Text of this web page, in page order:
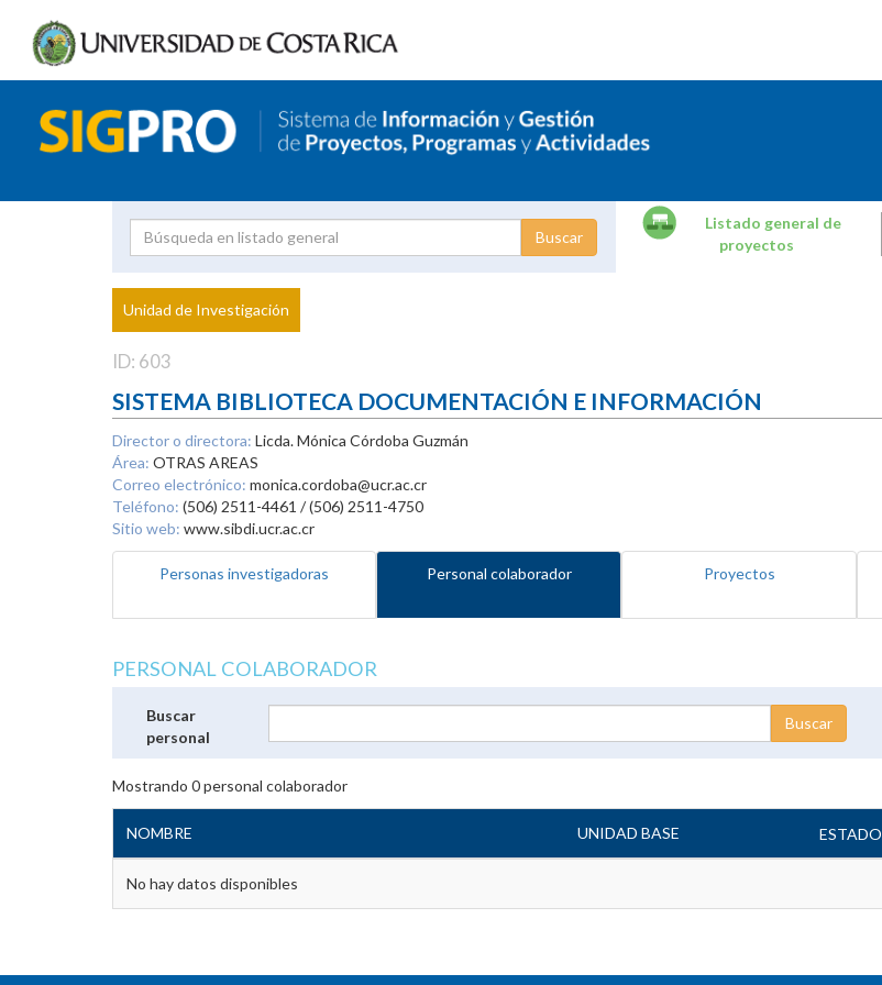
Proyecto
Investigador
Listado general de
proyectos
Unidad de Investigación
ID: 603
SISTEMA BIBLIOTECA DOCUMENTACIÓN E INFORMACIÓN
Director o directora: Licda. Mónica Córdoba Guzmán
Área: OTRAS AREAS
Correo electrónico: monica.cordoba@ucr.ac.cr
Teléfono: (506) 2511-4461 / (506) 2511-4750
Sitio web: www.sibdi.ucr.ac.cr
Personas investigadoras Personal colaborador Proyectos
PERSONAL COLABORADOR
Buscar
personal
Mostrando 0personal colaborador
NOMBRE UNIDAD BASE ESTADO
No hay datos disponibles